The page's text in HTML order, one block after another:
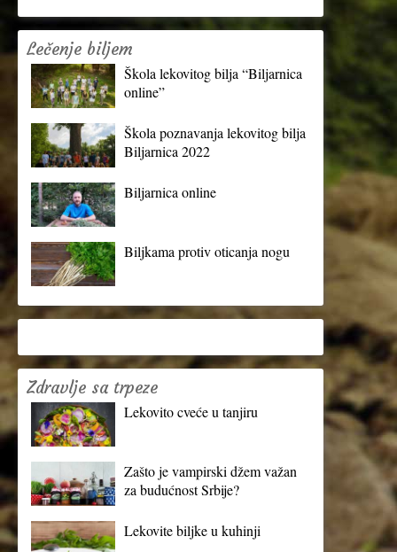
Lečenje biljem
Škola lekovitog bilja “Biljarnica
online”
Škola poznavanja lekovitog bilja
Biljarnica 2022
Biljarnica online
Biljkama protiv oticanja nogu
Zdravlje sa trpeze
Lekovito cveće u tanjiru
Zašto je vampirski džem važan
za budućnost Srbije?
Lekovite biljke u kuhinji